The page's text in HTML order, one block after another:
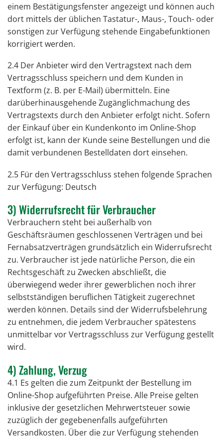
einem Bestätigungsfenster angezeigt und können auch
dort mittels der üblichen Tastatur-, Maus-, Touch- oder
sonstigen zur Verfügung stehende Eingabefunktionen
korrigiert werden.
2.4 Der Anbieter wird den Vertragstext nach dem
Vertragsschluss speichern und dem Kunden in
Textform (z. B. per E-Mail) übermitteln. Eine
darüberhinausgehende Zugänglichmachung des
Vertragstexts durch den Anbieter erfolgt nicht. Sofern
der Einkauf über ein Kundenkonto im Online-Shop
erfolgt ist, kann der Kunde seine Bestellungen und die
damit verbundenen Bestelldaten dort einsehen.
2.5 Für den Vertragsschluss stehen folgende Sprachen
zur Verfügung: Deutsch
3) Widerrufsrecht für Verbraucher
Verbrauchern steht bei außerhalb von
Geschäftsräumen geschlossenen Verträgen und bei
Fernabsatzverträgen grundsätzlich ein Widerrufsrecht
zu. Verbraucher ist jede natürliche Person, die ein
Rechtsgeschäft zu Zwecken abschließt, die
überwiegend weder ihrer gewerblichen noch ihrer
selbstständigen beruflichen Tätigkeit zugerechnet
werden können. Details sind der Widerrufsbelehrung
zu entnehmen, die jedem Verbraucher spätestens
unmittelbar vor Vertragsschluss zur Verfügung gestellt
wird.
4) Zahlung, Verzug
4.1 Es gelten die zum Zeitpunkt der Bestellung im
Online-Shop aufgeführten Preise. Alle Preise gelten
inklusive der gesetzlichen Mehrwertsteuer sowie
zuzüglich der gegebenenfalls aufgeführten
Versandkosten. Über die zur Verfügung stehenden